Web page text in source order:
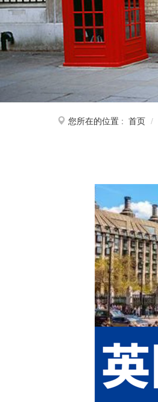
您所在的位置 : 首页